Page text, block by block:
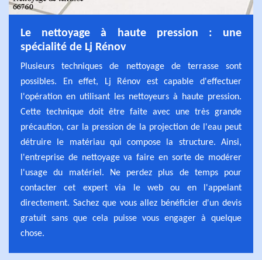
Le nettoyage à haute pression : une
spécialité de Lj Rénov
Plusieurs techniques de nettoyage de terrasse sont
possibles. En effet, Lj Rénov est capable d'effectuer
l'opération en utilisant les nettoyeurs à haute pression.
Cette technique doit être faite avec une très grande
précaution, car la pression de la projection de l'eau peut
détruire le matériau qui compose la structure. Ainsi,
l'entreprise de nettoyage va faire en sorte de modérer
l'usage du matériel. Ne perdez plus de temps pour
contacter cet expert via le web ou en l'appelant
directement. Sachez que vous allez bénéficier d'un devis
gratuit sans que cela puisse vous engager à quelque
chose.